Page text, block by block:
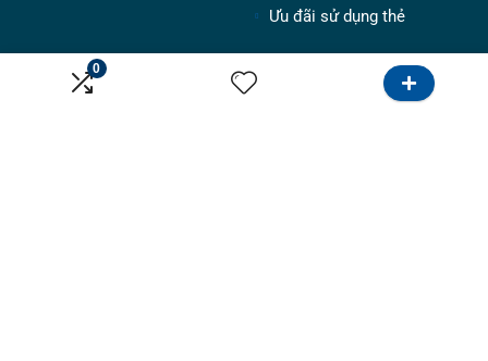
0
Ưu đãi sử dụng thẻ
Dành cho tư vấn Kênh